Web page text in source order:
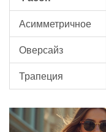
Асимметричное
Оверсайз
Трапеция